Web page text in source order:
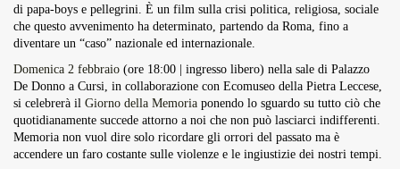
di papa-boys e pellegrini. È un film sulla crisi politica, religiosa, sociale
che questo avvenimento ha determinato, partendo da Roma, fino a
diventare un “caso” nazionale ed internazionale.
Domenica 2 febbraio (ore 18:00 | ingresso libero) nella sale di Palazzo
De Donno a Cursi, in collaborazione con Ecomuseo della Pietra Leccese,
si celebrerà il Giorno della Memoria ponendo lo sguardo su tutto ciò che
quotidianamente succede attorno a noi che non può lasciarci indifferenti.
Memoria non vuol dire solo ricordare gli orrori del passato ma è
accendere un faro costante sulle violenze e le ingiustizie dei nostri tempi.